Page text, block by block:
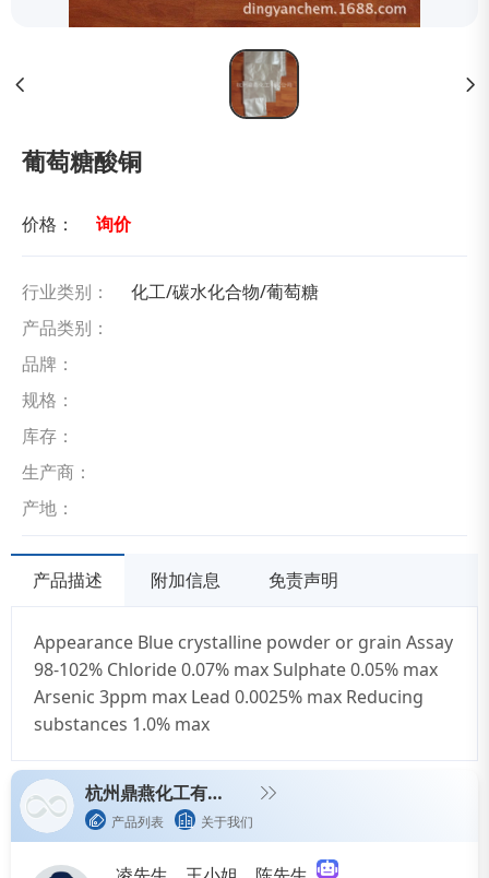
葡萄糖酸铜
价格： 询价
行业类别：
化工/碳水化合物/葡萄糖
产品类别：
品牌：
规格：
库存：
生产商：
产地：
产品描述 附加信息 免责声明
Appearance Blue crystalline powder or grain Assay
98-102% Chloride 0.07% max Sulphate 0.05% max
Arsenic 3ppm max Lead 0.0025% max Reducing
substances 1.0% max
杭州鼎燕化工有限公司
产品列表 关于我们